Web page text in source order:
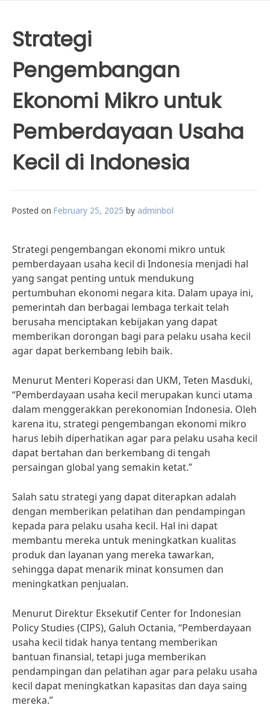
Strategi
Pengembangan
Ekonomi Mikro untuk
Pemberdayaan Usaha
Kecil di Indonesia
Posted on February 25, 2025 by adminbol
Strategi pengembangan ekonomi mikro untuk
pemberdayaan usaha kecil di Indonesia menjadi hal
yang sangat penting untuk mendukung
pertumbuhan ekonomi negara kita. Dalam upaya ini,
pemerintah dan berbagai lembaga terkait telah
berusaha menciptakan kebijakan yang dapat
memberikan dorongan bagi para pelaku usaha kecil
agar dapat berkembang lebih baik.
Menurut Menteri Koperasi dan UKM, Teten Masduki,
“Pemberdayaan usaha kecil merupakan kunci utama
dalam menggerakkan perekonomian Indonesia. Oleh
karena itu, strategi pengembangan ekonomi mikro
harus lebih diperhatikan agar para pelaku usaha kecil
dapat bertahan dan berkembang di tengah
persaingan global yang semakin ketat.”
Salah satu strategi yang dapat diterapkan adalah
dengan memberikan pelatihan dan pendampingan
kepada para pelaku usaha kecil. Hal ini dapat
membantu mereka untuk meningkatkan kualitas
produk dan layanan yang mereka tawarkan,
sehingga dapat menarik minat konsumen dan
meningkatkan penjualan.
Menurut Direktur Eksekutif Center for Indonesian
Policy Studies (CIPS), Galuh Octania, “Pemberdayaan
usaha kecil tidak hanya tentang memberikan
bantuan finansial, tetapi juga memberikan
pendampingan dan pelatihan agar para pelaku usaha
kecil dapat meningkatkan kapasitas dan daya saing
mereka.”